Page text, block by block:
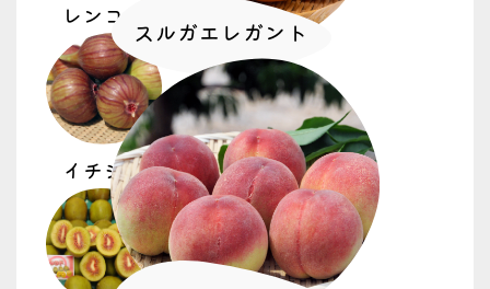
レンコン
イチジク
スルガエレガント